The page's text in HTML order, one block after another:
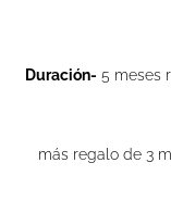
Duración- 5 meses
más regalo de 3